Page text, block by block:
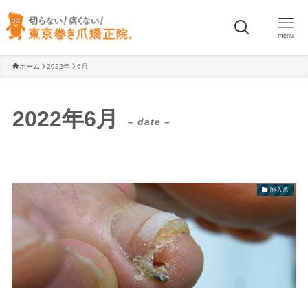
menu
ホーム 2022年 6月
2022年6月 – date –
陥入爪